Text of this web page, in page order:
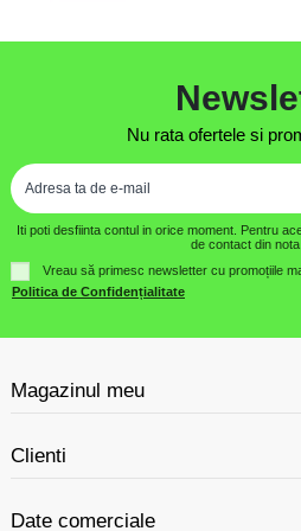
Excelentă -
umiditate
Rezistență UV
Bună - oțel
Standarde de
aplicare
EN 61386.25
Certificări
CE compliant,
Greutate brută
10 g
Caracteristici Constructive
aluminiu integrat.
una verticala (rezistență).
Nu rata ofertele si
Iti poti desfiinta contul in orice moment. Pentru
de contact din nota
Vreau să primesc newsletter cu promoțiile
Politica de Confidențialitate
Magazinul meu
Clienti
Date comerciale